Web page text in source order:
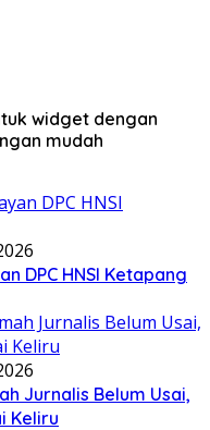
widget dengan
mudah
DPC HNSI Ketapang
Jurnalis Belum Usai,
Keliru